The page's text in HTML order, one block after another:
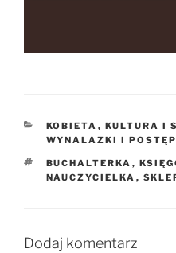
KATEGORIE
KOBIETA , KULTURA I
WYNALAZKI I POSTĘP
TAGI
BUCHALTERKA ,
NAUCZYCIELKA ,
Dodaj komentarz